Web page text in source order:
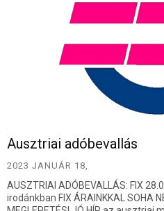
Ausztriai adóbevallás
2023 JANUÁR 18,
AUSZTRIAI ADÓBEVALLÁS: FIX
irodánkban FIX ÁRAINKKAL SOHA